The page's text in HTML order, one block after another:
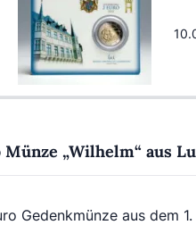
„Wilhelm“ aus
Gedenkmünze aus dem